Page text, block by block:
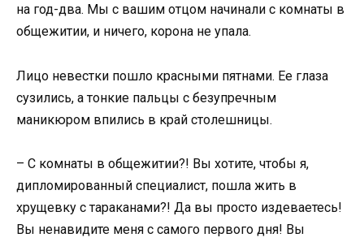
на год-два. Мы с вашим отцом начинали с комнаты в
общежитии, и ничего, корона не упала.
Лицо невестки пошло красными пятнами. Ее глаза
сузились, а тонкие пальцы с безупречным
маникюром впились в край столешницы.
– С комнаты в общежитии?! Вы хотите, чтобы я,
дипломированный специалист, пошла жить в
хрущевку с тараканами?! Да вы просто издеваетесь!
Вы ненавидите меня с самого первого дня! Вы